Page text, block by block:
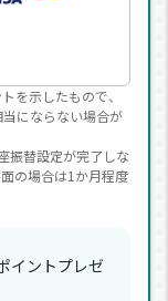
を示したもので、
にならない場合が
振替設定が完了しな
の場合は1か月程度
イントプレゼ